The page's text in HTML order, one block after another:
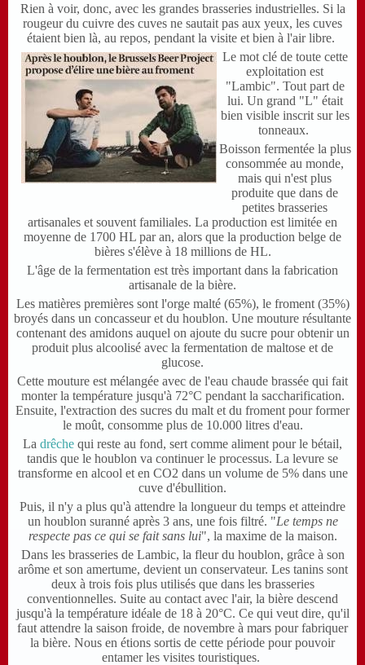
Rien à voir, donc, avec les grandes brasseries industrielles. Si la
rougeur du cuivre des cuves ne sautait pas aux yeux, les cuves
étaient bien là, au repos, pendant la visite et bien à l'air libre.
Le mot clé de toute cette
exploitation est
"Lambic". Tout part de
lui. Un grand "L" était
bien visible inscrit sur les
tonneaux.
Boisson fermentée la plus
consommée au monde,
mais qui n'est plus
produite que dans de
petites brasseries
artisanales et souvent familiales. La production est limitée en
moyenne de 1700 HL par an, alors que la production belge de
bières s'élève à 18 millions de HL.
L'âge de la fermentation est très important dans la fabrication
artisanale de la bière.
Les matières premières sont l'orge malté (65%), le froment (35%)
broyés dans un concasseur et du houblon. Une mouture résultante
contenant des amidons auquel on ajoute du sucre pour obtenir un
produit plus alcoolisé avec la fermentation de maltose et de
glucose.
Cette mouture est mélangée avec de l'eau chaude brassée qui fait
monter la température jusqu'à 72°C pendant la saccharification.
Ensuite, l'extraction des sucres du malt et du froment pour former
le moût, consomme plus de 10.000 litres d'eau.
La drêche qui reste au fond, sert comme aliment pour le bétail,
tandis que le houblon va continuer le processus. La levure se
transforme en alcool et en CO2 dans un volume de 5% dans une
cuve d'ébullition.
Puis, il n'y a plus qu'à attendre la longueur du temps et atteindre
un houblon suranné après 3 ans, une fois filtré. "Le temps ne
respecte pas ce qui se fait sans lui", la maxime de la maison.
Dans les brasseries de Lambic, la fleur du houblon, grâce à son
arôme et son amertume, devient un conservateur. Les tanins sont
deux à trois fois plus utilisés que dans les brasseries
conventionnelles. Suite au contact avec l'air, la bière descend
jusqu'à la température idéale de 18 à 20°C. Ce qui veut dire, qu'il
faut attendre la saison froide, de novembre à mars pour fabriquer
la bière. Nous en étions sortis de cette période pour pouvoir
entamer les visites touristiques.